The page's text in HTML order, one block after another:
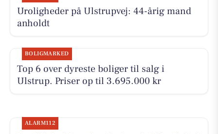
Uroligheder på Ulstrupvej: 44-årig mand
anholdt
BOLIGMARKED
Top 6 over dyreste boliger til salg i
Ulstrup. Priser op til 3.695.000 kr
ALARM112